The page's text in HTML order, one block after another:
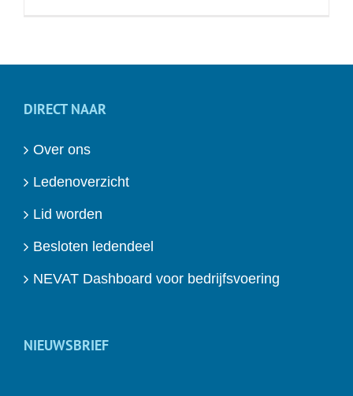
DIRECT NAAR
Over ons
Ledenoverzicht
Lid worden
Besloten ledendeel
NEVAT Dashboard voor bedrijfsvoering
NIEUWSBRIEF